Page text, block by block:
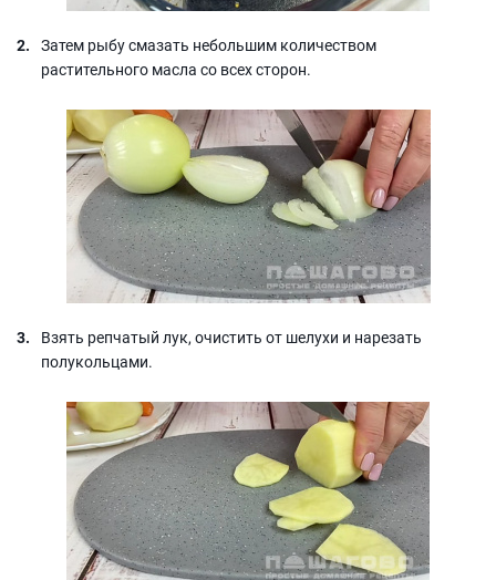
Затем рыбу смазать небольшим количеством
растительного масла со всех сторон.
Взять репчатый лук, очистить от шелухи и нарезать
полукольцами.